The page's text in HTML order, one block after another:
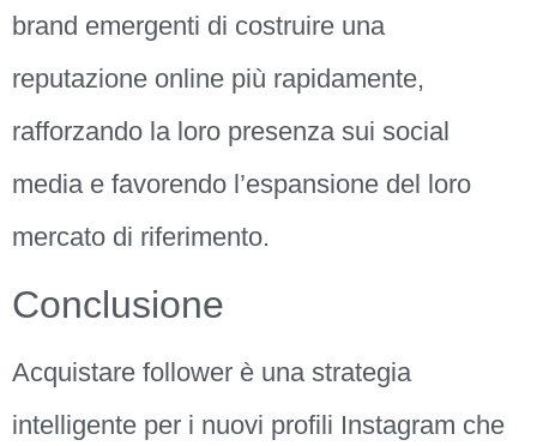
brand emergenti di costruire una
reputazione online più rapidamente,
rafforzando la loro presenza sui social
media e favorendo l’espansione del loro
mercato di riferimento.
Conclusione
Acquistare follower è una strategia
intelligente per i nuovi profili Instagram che